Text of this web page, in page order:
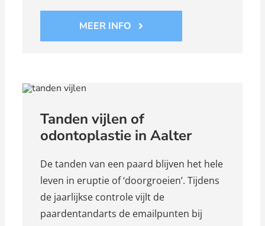
MEER INFO
Tanden vijlen of
odontoplastie in Aalter
De tanden van een paard blijven het hele
leven in eruptie of ‘doorgroeien’. Tijdens
de jaarlijkse controle vijlt de
paardentandarts de emailpunten bij